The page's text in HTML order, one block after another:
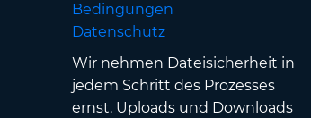
Bedingungen
Datenschutz
Wir nehmen Dateisicherheit in
jedem Schritt des Prozesses
ernst. Uploads und Downloads